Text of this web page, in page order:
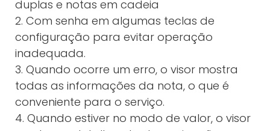
duplas e notas em cadeia
2. Com senha em algumas teclas de
configuração para evitar operação
inadequada.
3. Quando ocorre um erro, o visor mostra
todas as informações da nota, o que é
conveniente para o serviço.
4. Quando estiver no modo de valor, o visor